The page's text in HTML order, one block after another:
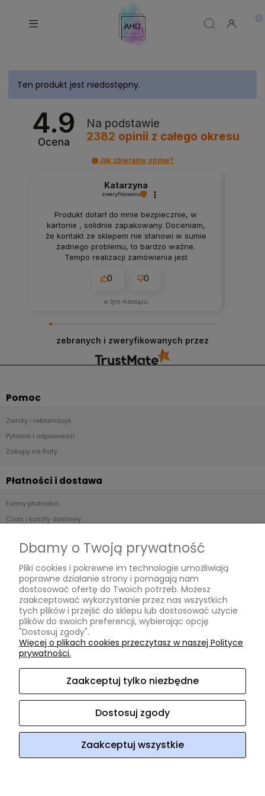
Ten produkt jest niedostępny.
4.9
Ocena
Na podstawie
2382 opinii z całego okresu
Jak zbieramy opinie?
Katarzyna
zweryfikowano
Produkt dotarł do mnie bezpiecznie, w
kartonie , solidnie zapakowany. Doceniam,
że kontakt ze sklepem nie stanowi w sumie
żadnego problemu, to bardzo ważne.
Tempo realizacji zamówienia jest
przesyłka dojdzie do mnie tak szybko.
0 0
w tym miesiącu
zebranych i zweryfikowanych przez
Pomoc
Zwroty i reklamacje
Pytania i odpowiedzi
Zakupy na Raty
Płatności i dostawa
Formy płatności
Czas i koszty dostawy
Informacje
Regulamin
Polityka prywatności
O nas
Kontakt i dane firmy
O firmie
ul. Niklowa 38 08-110 Siedlce
mazowieckie NIP: 8212472854 REGON: 140952918 tel:604 220
e-mail:arthomedesign@interia.pl
Dbamy o Twoją prywatność
Pliki cookies i pokrewne im technologie umożliwiają
poprawne działanie strony i pomagają nam
dostosować ofertę do Twoich potrzeb. Możesz
zaakceptować wykorzystanie przez nas wszystkich
tych plików i przejść do sklepu lub dostosować użycie
plików do swoich preferencji, wybierając opcję
"Dostosuj zgody".
Więcej o plikach cookies przeczytasz w naszej Polityce
prywatności.
Zaakceptuj tylko niezbędne
Dostosuj zgody
Zaakceptuj wszystkie